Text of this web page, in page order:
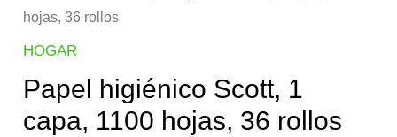
hojas, 36 rollos
HOGAR
Papel higiénico Scott, 1
capa, 1100 hojas, 36 rollos